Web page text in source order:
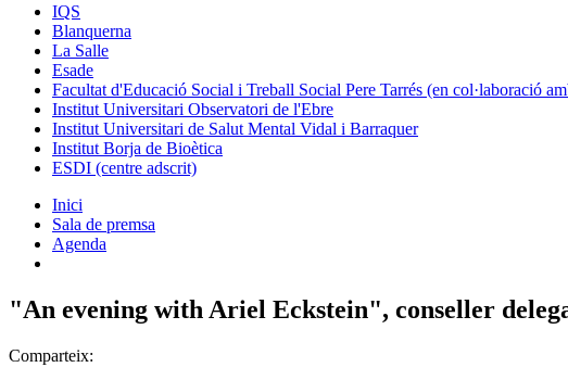
IQS
Blanquerna
La Salle
Esade
Facultat d'Educació Social i Treball Social Pere Tarrés (en col·laboració
Institut Universitari Observatori de l'Ebre
Institut Universitari de Salut Mental Vidal i Barraquer
Institut Borja de Bioètica
ESDI (centre adscrit)
Inici
Sala de premsa
Agenda
"An evening with Ariel Eckstein", conseller
Comparteix: